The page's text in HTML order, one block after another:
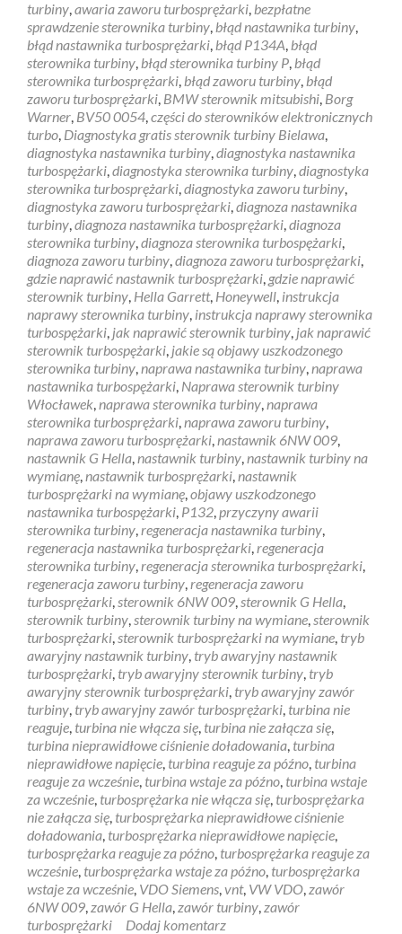
turbiny awaria zaworu turbosprężarki bezpłatne
sprawdzenie sterownika turbiny błąd nastawnika turbiny
błąd nastawnika turbosprężarki błąd P134A błąd
sterownika turbiny błąd sterownika turbiny P błąd
sterownika turbosprężarki błąd zaworu turbiny błąd
zaworu turbosprężarki BMW sterownik mitsubishi Borg
Warner BV50 0054 części do sterowników elektronicznych
turbo Diagnostyka gratis sterownik turbiny Bielawa
diagnostyka nastawnika turbiny diagnostyka nastawnika
turbospężarki diagnostyka sterownika turbiny diagnostyka
sterownika turbosprężarki diagnostyka zaworu turbiny
diagnostyka zaworu turbosprężarki diagnoza nastawnika
turbiny diagnoza nastawnika turbosprężarki diagnoza
sterownika turbiny diagnoza sterownika turbospężarki
diagnoza zaworu turbiny diagnoza zaworu turbosprężarki
gdzie naprawić nastawnik turbosprężarki gdzie naprawić
sterownik turbiny Hella Garrett, Honeywell instrukcja
naprawy sterownika turbiny instrukcja naprawy sterownika
turbospężarki jak naprawić sterownik turbiny jak naprawić
sterownik turbospężarki jakie są objawy uszkodzonego
sterownika turbiny naprawa nastawnika turbiny naprawa
nastawnika turbospężarki Naprawa sterownik turbiny
Włocławek naprawa sterownika turbiny naprawa
sterownika turbosprężarki naprawa zaworu turbiny
naprawa zaworu turbosprężarki nastawnik 6NW 009
nastawnik G Hella nastawnik turbiny nastawnik turbiny na
wymianę nastawnik turbosprężarki nastawnik
turbosprężarki na wymianę objawy uszkodzonego
nastawnika turbospężarki P132 przyczyny awarii
sterownika turbiny regeneracja nastawnika turbiny
regeneracja nastawnika turbosprężarki regeneracja
sterownika turbiny regeneracja sterownika turbosprężarki
regeneracja zaworu turbiny regeneracja zaworu
turbosprężarki sterownik 6NW 009 sterownik G Hella
sterownik turbiny sterownik turbiny na wymiane sterownik
turbosprężarki sterownik turbosprężarki na wymiane tryb
awaryjny nastawnik turbiny tryb awaryjny nastawnik
turbosprężarki tryb awaryjny sterownik turbiny tryb
awaryjny sterownik turbosprężarki tryb awaryjny zawór
turbiny tryb awaryjny zawór turbosprężarki turbina nie
reaguje turbina nie włącza się turbina nie załącza się
turbina nieprawidłowe ciśnienie doładowania turbina
nieprawidłowe napięcie turbina reaguje za późno turbina
reaguje za wcześnie turbina wstaje za późno turbina wstaje
za wcześnie turbosprężarka nie włącza się turbosprężarka
nie załącza się turbosprężarka nieprawidłowe ciśnienie
doładowania turbosprężarka nieprawidłowe napięcie
turbosprężarka reaguje za późno turbosprężarka reaguje za
wcześnie turbosprężarka wstaje za późno turbosprężarka
wstaje za wcześnie VDO Siemens vnt, VW VDO zawór
6NW 009 zawór G Hella zawór turbiny zawór
turbosprężarki
Dodaj komentarz